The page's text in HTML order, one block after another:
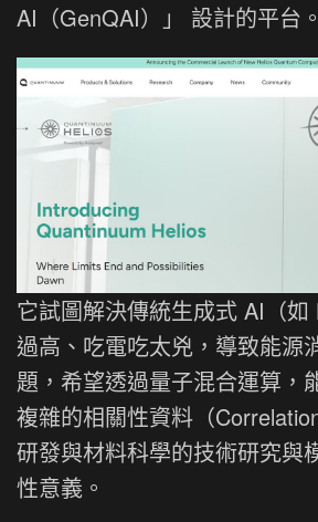
AI（GenQAI）」 設計的平台。
它試圖解決傳統生成式 AI（
過高、吃電吃太兇，導致能源
題，希望透過量子混合運算，
複雜的相關性資料（
研發與材料科學的技術研究與
性意義。